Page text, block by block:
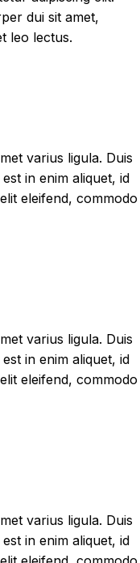
dui sit amet,
leo lectus.
varius ligula. Duis
in enim aliquet, id
eleifend, commodo
varius ligula. Duis
in enim aliquet, id
eleifend, commodo
varius ligula. Duis
in enim aliquet, id